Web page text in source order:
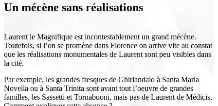
Un mécène sans réalisations
Laurent le Magnifique est incontestablement un grand mécène.
Toutefois, si l’on se promène dans Florence on arrive vite au constat
que les réalisations monumentales de Laurent sont peu visibles dans
la cité.
Par exemple, les grandes fresques de Ghirlandaio à Santa Maria
Novella ou à Santa Trinita sont avant tout l’oeuvre de grandes
familles, les Sassetti et Tornabuoni, mais pas de Laurent de Médicis.